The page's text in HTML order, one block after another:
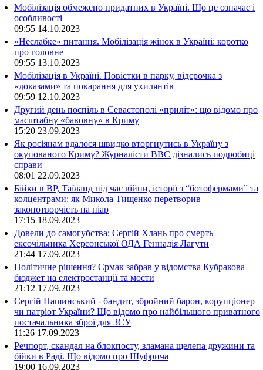
Мобілізація обмежено придатних в Україні. Що це означає і
особливості
09:55 14.10.2023
«Неслабке» питання. Мобілізація жінок в Україні: коротко
про головне
09:55 13.10.2023
Мобілізація в Україні. Повістки в парку, відсрочка з
«доказами» та покарання для ухилянтів
09:59 12.10.2023
Другий день поспіль в Севастополі «приліт»: що відомо про
масштабну «бавовну» в Криму
15:20 23.09.2023
Як росіянам вдалося швидко вторгнутись в Україну з
окупованого Криму? Журналісти ВВС дізнались подробиці
справи
08:01 22.09.2023
Бійки в ВР, Таїланд під час війни, історії з “ботофермами” та
колцентрами: як Микола Тищенко перетворив
законотворчість на піар
17:15 18.09.2023
Довели до самогубства: Сергій Хлань про смерть
ексочільника Херсонської ОДА Геннадія Лагути
21:44 17.09.2023
Політичне рішення? Єрмак забрав у відомства Кубракова
бюджет на електростанції та мости
21:12 17.09.2023
Сергій Пашинський - бандит, збройний барон, корупціонер
чи патріот України? Що відомо про найбільшого приватного
постачальника зброї для ЗСУ
11:26 17.09.2023
Речпорт, скандал на блокпосту, зламана щелепа дружини та
бійки в Раді. Що відомо про Шуфрича
19:00 16.09.2023